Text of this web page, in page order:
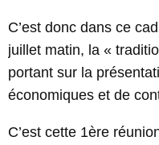
C’est donc dans ce
juillet matin, la «
portant sur la
économiques et de
C’est cette 1ère